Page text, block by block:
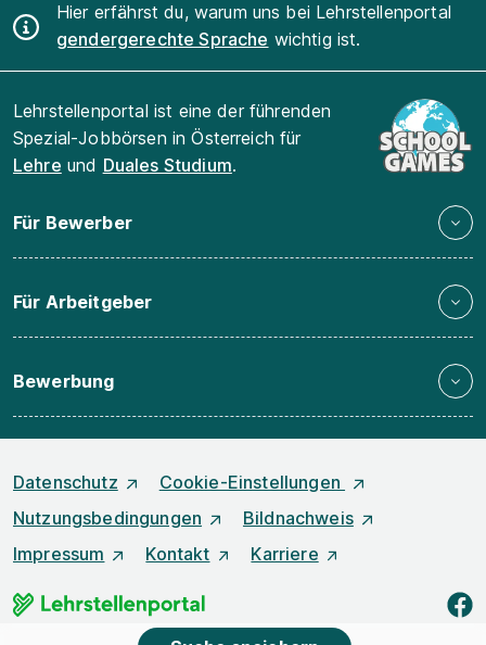
Hier erfährst du, warum uns bei Lehrstellenportal
gendergerechte Sprache wichtig ist.
Lehrstellenportal ist eine der führenden
Spezial-Jobbörsen in Österreich für
Lehre und Duales Studium.
Für Bewerber
Für Arbeitgeber
Bewerbung
Datenschutz
Cookie-Einstellungen
Nutzungsbedingungen
Bildnachweis
Impressum
Kontakt Karriere